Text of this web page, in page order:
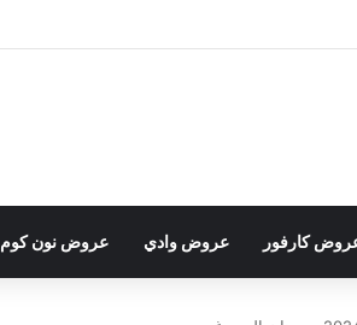
كارفور عروض وادي عروض نون كوم